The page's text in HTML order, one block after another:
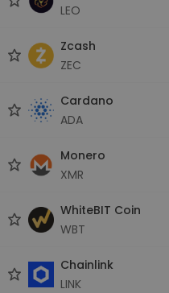
LEO
Zcash
ZEC
Cardano
ADA
Monero
XMR
WhiteBIT Coin
WBT
Chainlink
LINK